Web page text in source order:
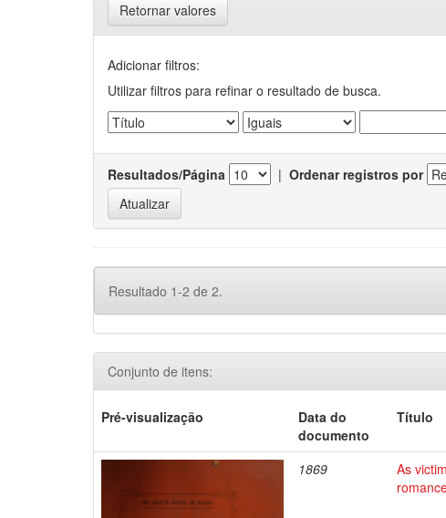
Retornar valores
Adicionar filtros:
Utilizar filtros para refinar o resultado de busca.
Resultados/Página | Ordenar registros por
Resultado 1-2 de 2.
Conjunto de itens:
Pré-visualização
Data do
documento
Título
1869
As